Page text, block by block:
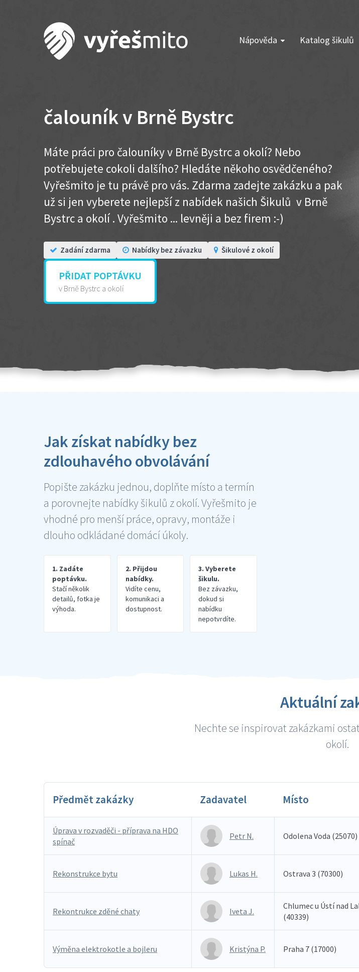
Nápověda Katalog šikulů
čalouník v Brně Bystrc
Máte práci pro čalouníky v Brně Bystrc a okolí? Nebo
potřebujete cokoli dalšího? Hledáte někoho osvědčeného?
Vyřešmito je tu právě pro vás. Zdarma zadejte zakázku a pak
už si jen vyberete nejlepší z nabídek našich Šikulů v Brně
Bystrc a okolí . Vyřešmito ... levněji a bez firem :-)
Zadání zdarma Nabídky bez závazku Šikulové z okolí
PŘIDAT POPTÁVKU
v Brně Bystrc a okolí
Jak získat nabídky bez
zdlouhavého obvolávání
Popište zakázku jednou, doplňte místo a termín
a porovnejte nabídky šikulů z okolí. Vyřešmito je
vhodné pro menší práce, opravy, montáže i
dlouho odkládané domácí úkoly.
1. Zadáte
poptávku.
Stačí několik
detailů, fotka je
výhoda.
2. Přijdou
nabídky.
Vidíte cenu,
komunikaci a
dostupnost.
3. Vyberete
šikulu.
Bez závazku,
dokud si
nabídku
nepotvrdíte.
Aktuální
Nechte se inspirovat zakázkami
okolí.
Předmět zakázky Zadavatel Místo
Úprava v rozvaděči - příprava na HDO
spínač
Petr N. Odolena Voda (25070)
Rekonstrukce bytu Lukas H. Ostrava 3 (70300)
Rekontrukce zděné chaty Iveta J.
Chlumec u Ústí nad
(40339)
Výměna elektrokotle a bojleru Kristýna P. Praha 7 (17000)